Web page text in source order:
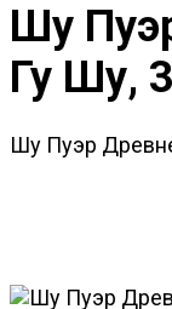
Шу
Гу Шу,
Шу Пуэр